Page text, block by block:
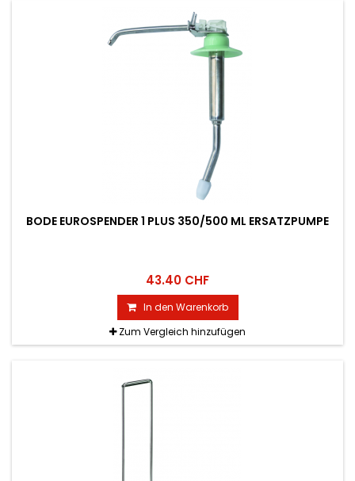
BODE EUROSPENDER 1 PLUS 350/500 ML ERSATZPUMPE
43.40 CHF
In den Warenkorb
Zum Vergleich hinzufügen